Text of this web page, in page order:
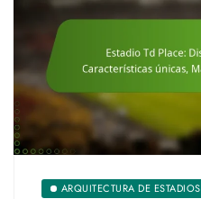
ARQUITECTURA DE ESTADIOS